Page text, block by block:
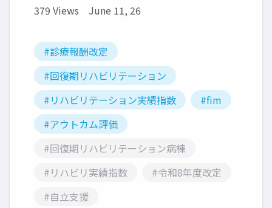
379 Views June 11, 26
#診療報酬改定
#回復期リハビリテーション
#リハビリテーション実績指数
#fim
#アウトカム評価
#回復期リハビリテーション病棟
#リハビリ実績指数
#令和8年度改定
#自立支援